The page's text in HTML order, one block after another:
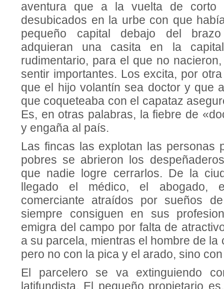
aven­tura que a la vuelta de corto
desubicados en la urbe con que
pequeño capital debajo del
adquieran una casita en la
rudimentario, para el que no
sentir importantes. Los excita, por
que el hijo volantín sea doctor y que
que coquetea­ba con el capataz
Es, en otras palabras, la fiebre de
y engaña al país.
Las fincas las explotan las personas
pobres se abrieron los
que nadie logre cerrarlos. De la
llegado el médico, el abogado,
comerciante atraídos por sueños
siempre consiguen en sus
emigra del campo por falta de
a su parcela, mientras el hombre de la
pero no con la pica y el arado, sino
El parcelero se va extinguiendo
latifundis­ta. El pequeño propietario